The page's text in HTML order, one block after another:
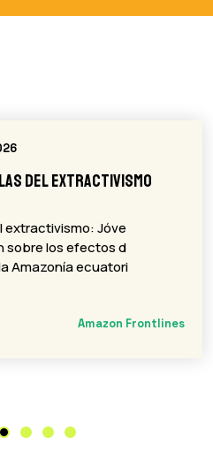
del extractivismo
extractivismo: Jóve
sobre los efectos d
Amazonía ecuatori
Amazon Frontlines